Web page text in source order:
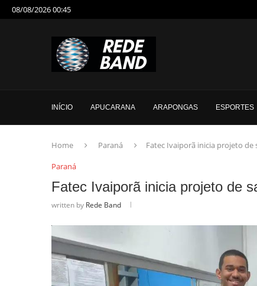
08/08/2026 00:45
INÍCIO APUCARANA ARAPONGAS ESPORTES
Home Paraná
Fatec Ivaiporã inicia projeto
Paraná
Fatec Ivaiporã inicia projeto de
written by Rede Band